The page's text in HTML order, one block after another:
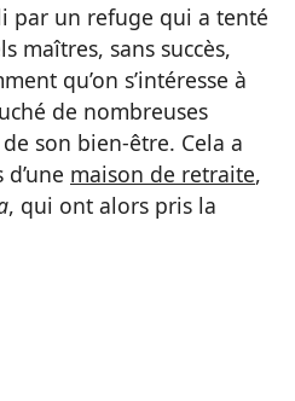
par un refuge qui a tenté
maîtres, sans succès,
qu’on s’intéresse à
de nombreuses
son bien-être. Cela a
maison de retraite,
, qui ont alors pris la